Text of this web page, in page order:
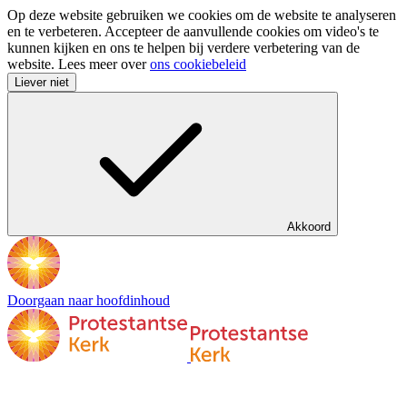
Op deze website gebruiken we cookies om de website te analyseren
en te verbeteren. Accepteer de aanvullende cookies om video's te
kunnen kijken en ons te helpen bij verdere verbetering van de
website. Lees meer overons cookiebeleid
Liever niet
Akkoord
Doorgaan naar hoofdinhoud